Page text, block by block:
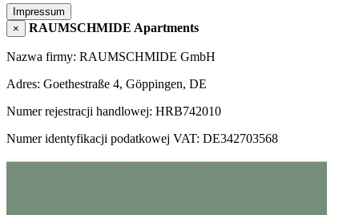
Impressum
×
RAUMSCHMIDE Apartments
Nazwa firmy: RAUMSCHMIDE GmbH
Adres: Goethestraße 4, Göppingen, DE
Numer rejestracji handlowej: HRB742010
Numer identyfikacji podatkowej VAT: DE342703568